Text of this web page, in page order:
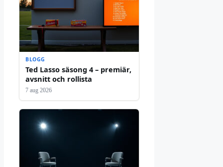
BLOGG
Ted Lasso säsong 4 – premiär,
avsnitt och rollista
7 aug 2026